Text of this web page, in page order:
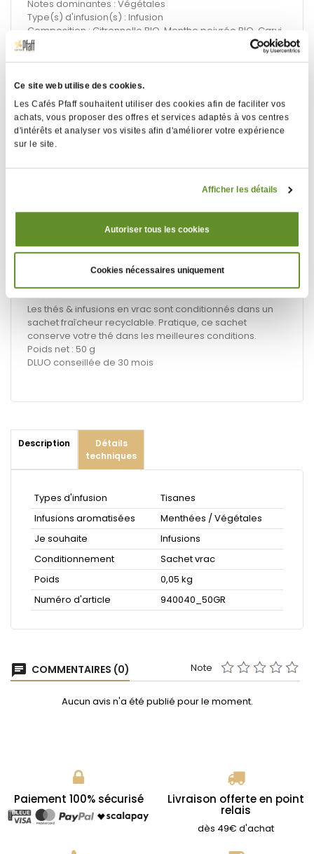
Ce site web utilise des cookies.
Les Cafés Pfaff souhaitent utiliser des cookies afin de faciliter vos
achats, vous proposer des offres et services adaptés à vos centres
d'intérêts et analyser vos visites afin d'améliorer votre expérience
sur le site.
Afficher les détails
Autoriser tous les cookies
Cookies nécessaires uniquement
Notes dominantes : Végétales
Type(s) d'infusion(s) : Infusion
Composition : Citronnelle BIO, Menthe poivrée BIO, Carvi
BIO, Verveine BIO, Thym citron BIO.
Allergènes : Peut contenir des traces de fruits à coque
Conservation : À conserver dans son emballage
d'origine, à l'abri de la lumière.
Température maximale : 25 °C. Humidité relative
maximale : 70%.
5 min
Les thés & infusions en vrac sont conditionnés dans un
sachet fraîcheur recyclable. Pratique, ce sachet
conserve votre thé dans les meilleures conditions.
Poids net : 50 g
DLUO conseillée de 30 mois
Description
Détails
techniques
Types d'infusion
Tisanes
Infusions aromatisées
Menthées / Végétales
Je souhaite
Infusions
Conditionnement
Sachet vrac
Poids
0,05 kg
Numéro d'article
940040_50GR
chat COMMENTAIRES (0) Note
Aucun avis n'a été publié pour le moment.
Paiement 100% sécurisé Livraison offerte en point
relais
dès 49€ d'achat